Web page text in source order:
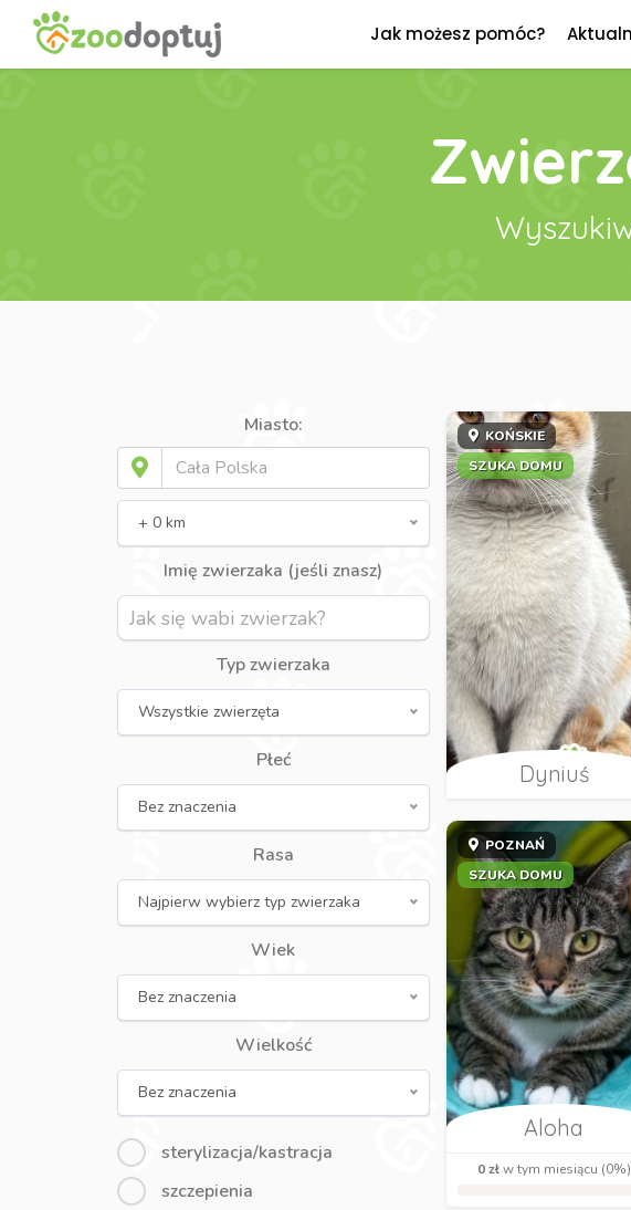
Jak możesz pomóc?
Miasto:
+ 0 km
Imię zwierzaka (jeśli znasz)
Typ zwierzaka
Wszystkie zwierzęta
Płeć
Bez znaczenia
Rasa
Najpierw wybierz typ zwierzaka
Wiek
Bez znaczenia
Wielkość
Bez znaczenia
sterylizacja/kastracja
szczepienia
KOŃSKIE
SZUKA DOMU
Dyniuś
POZNAŃ
SZUKA DOMU
Aloha
0 złw tym miesiącu (0%)